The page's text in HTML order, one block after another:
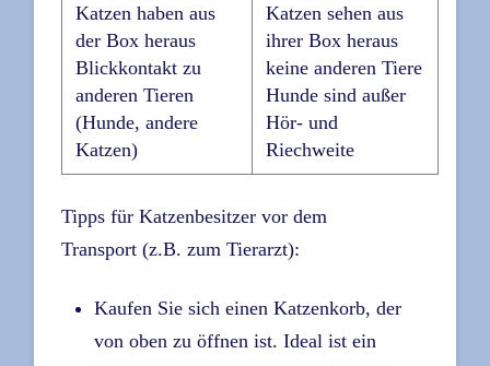
Katzen haben aus
der Box heraus
Blickkontakt zu
anderen Tieren
(Hunde, andere
Katzen)
Katzen sehen aus
ihrer Box heraus
keine anderen Tiere
Hunde sind außer
Hör- und
Riechweite
Tipps für Katzenbesitzer vor dem
Transport (z.B. zum Tierarzt):
Kaufen Sie sich einen Katzenkorb, der
von oben zu öffnen ist. Ideal ist ein